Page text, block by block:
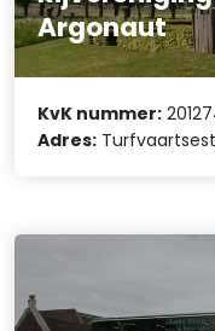
Argonaut
KvK nummer:
Adres: